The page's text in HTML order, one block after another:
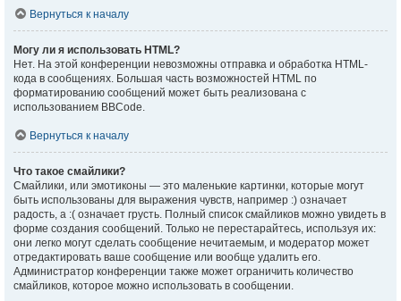
Вернуться к началу
Могу ли я использовать HTML?
Нет. На этой конференции невозможны отправка и обработка HTML-
кода в сообщениях. Большая часть возможностей HTML по
форматированию сообщений может быть реализована с
использованием BBCode.
Вернуться к началу
Что такое смайлики?
Смайлики, или эмотиконы — это маленькие картинки, которые могут
быть использованы для выражения чувств, например :) означает
радость, а :( означает грусть. Полный список смайликов можно увидеть в
форме создания сообщений. Только не перестарайтесь, используя их:
они легко могут сделать сообщение нечитаемым, и модератор может
отредактировать ваше сообщение или вообще удалить его.
Администратор конференции также может ограничить количество
смайликов, которое можно использовать в сообщении.